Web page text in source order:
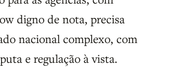
digno de nota, precisa
nacional complexo, com
e regulação à vista.